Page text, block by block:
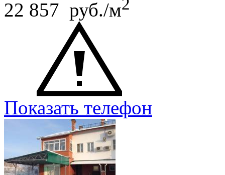
22 857 руб./м2
Показать телефон